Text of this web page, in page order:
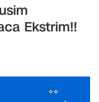
Ekstrim!!